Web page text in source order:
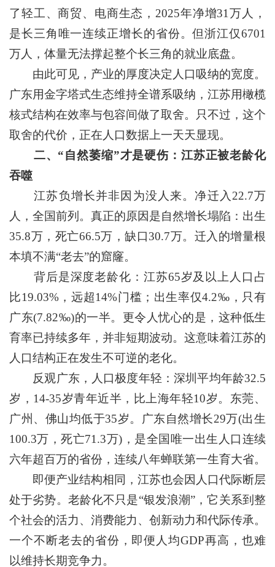
了轻工、商贸、电商生态，2025年净增31万人，
是长三角唯一连续正增长的省份。但浙江仅6701
万人，体量无法撑起整个长三角的就业底盘。
由此可见，产业的厚度决定人口吸纳的宽度。
广东用金字塔式生态维持全谱系吸纳，江苏用橄榄
核式结构在效率与包容间做了取舍。只不过，这个
取舍的代价，正在人口数据上一天天显现。
二、“自然萎缩”才是硬伤：江苏正被老龄化
吞噬
江苏负增长并非因为没人来。净迁入22.7万
人，全国前列。真正的原因是自然增长塌陷：出生
35.8万，死亡66.5万，缺口30.7万。迁入的增量根
本填不满“老去”的窟窿。
背后是深度老龄化：江苏65岁及以上人口占
比19.03%，远超14%门槛；出生率仅4.2‰，只有
广东(7.82‰)的一半。更令人忧心的是，这种低生
育率已持续多年，并非短期波动。这意味着江苏的
人口结构正在发生不可逆的老化。
反观广东，人口极度年轻：深圳平均年龄32.5
岁，14-35岁青年近半，比上海年轻10岁。东莞、
广州、佛山均低于35岁。广东自然增长29万(出生
100.3万，死亡71.3万)，是全国唯一出生人口连续
六年超百万的省份，连续八年蝉联第一生育大省。
即便产业结构相同，江苏也会因人口代际断层
处于劣势。老龄化不只是“银发浪潮”，它关系到整
个社会的活力、消费能力、创新动力和代际传承。
一个不断老去的省份，即便人均GDP再高，也难
以维持长期竞争力。